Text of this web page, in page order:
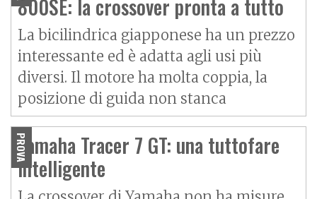
800SE: la crossover pronta a tutto
La bicilindrica giapponese ha un prezzo
interessante ed è adatta agli usi più
diversi. Il motore ha molta coppia, la
posizione di guida non stanca
PROVA
Yamaha Tracer 7 GT: una tuttofare
intelligente